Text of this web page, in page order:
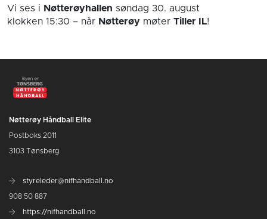
Vi ses i Nøtterøyhallen søndag 30. august
klokken 15:30 – når Nøtterøy møter Tiller IL!
Nøtterøy Håndball Elite
Postboks 2011
3103 Tønsberg
styreleder@nifhandball.no
908 50 887
https://nifhandball.no